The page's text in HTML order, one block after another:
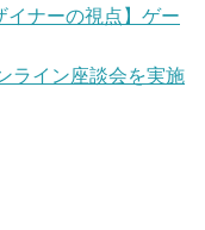
イナーの視点】ゲー
ライン座談会を実施